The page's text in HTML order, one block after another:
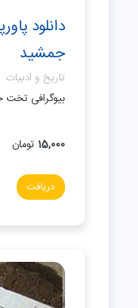
دانلود
جمشید
تاریخ و ادبیات
بیوگرافی
15,000 تومان
دریافت